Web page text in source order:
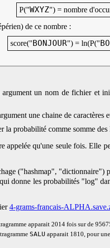
P("WXYZ") = nombre
de ce nombre :
score("BONJOUR") = ln(P("
un nom de fichier et
une chaine de caractères
la probabilité comme somme
appelée qu'une seule fois. Elle
("hashmap", "dictionnaire")
donne les probabilités "log"
4-grams-francais-
apparait 2014 fois sur de
SALU apparait 1810, pour